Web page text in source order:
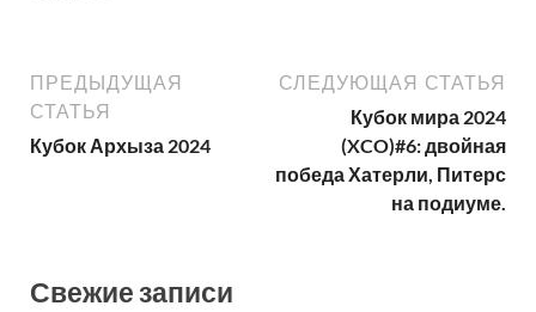
ПРЕДЫДУЩАЯ
СТАТЬЯ
Кубок Архыза 2024
СЛЕДУЮЩАЯ СТАТЬЯ
Кубок мира 2024
(XCO)#6: двойная
победа Хатерли, Питерс
на подиуме.
Свежие записи